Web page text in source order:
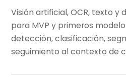
Visión artificial, OCR, texto y
para MVP y primeros
detección, clasificación,
seguimiento al contexto de